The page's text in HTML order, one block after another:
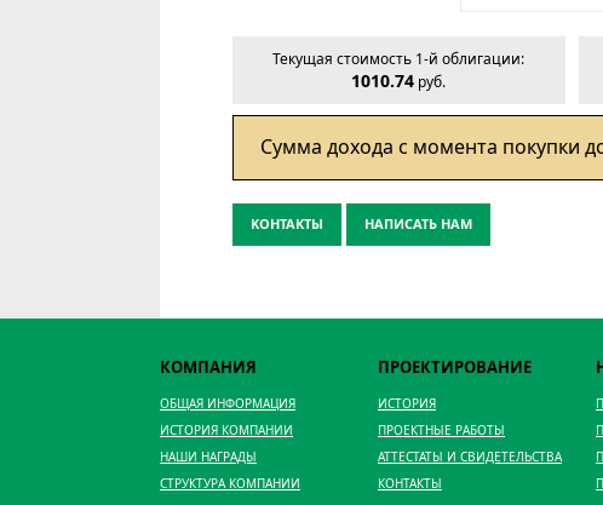
Текущая стоимость 1-й облигации:
1010.74 руб.
Сумма дохода с момента покупки
KОНТАКТЫ НАПИСАТЬ НАМ
КОМПАНИЯ
ОБЩАЯ ИНФОРМАЦИЯ
ИСТОРИЯ КОМПАНИИ
НАШИ НАГРАДЫ
СТРУКТУРА КОМПАНИИ
ПРОЕКТИРОВАНИЕ
ИСТОРИЯ
ПРОЕКТНЫЕ РАБОТЫ
АТТЕСТАТЫ И СВИДЕТЕЛЬСТВА
КОНТАКТЫ